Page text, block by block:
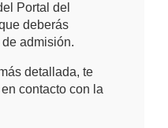
Portal del
deberás
admisión.
detallada, te
contacto con la